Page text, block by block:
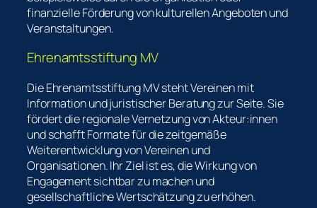
finanzielle Förderung von kulturellen Angeboten und
Veranstaltungen.
Ehrenamtsstiftung MV
Die Ehrenamtsstiftung MV steht Vereinen mit
Information und juristischer Beratung zur Seite. Sie
fördert die regionale Vernetzung von Akteur:innen
und schafft Formate für die zeitgemäße
Weiterentwicklung von Vereinen und
Organisationen. Ihr Ziel ist es, die Wirkung von
Engagement sichtbar zu machen und
gesellschaftliche Wertschätzung zu erhöhen.